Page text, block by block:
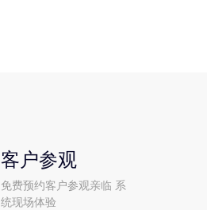
客户参观
免费预约客户参观亲临 系
统现场体验